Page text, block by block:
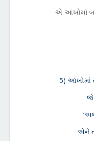
એ આંખોમાં
5) આંખોમાં
જે
એને